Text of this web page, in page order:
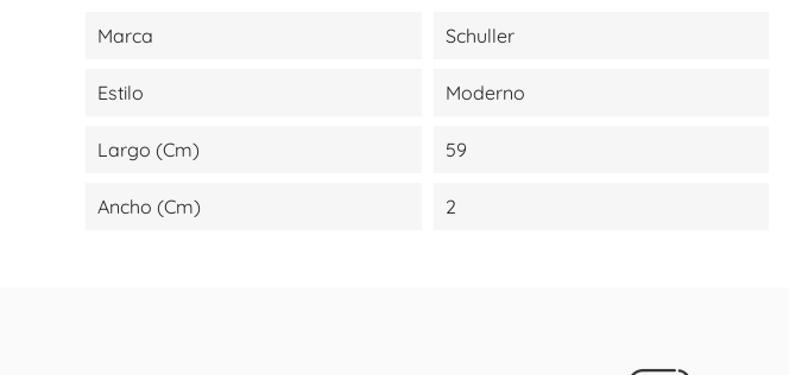
Marca Schuller
Estilo Moderno
Largo (cm) 59
Ancho (cm) 2